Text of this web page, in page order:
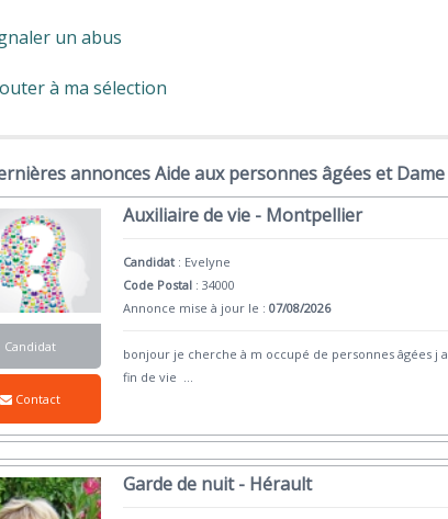
un abus
à ma sélection
annonces Aide aux personnes âgées et
Candidat
Contact
Auxiliaire de vie - Montpellier
Candidat : Evelyne
Code Postal : 34000
Annonce mise à jour le :07/08/2026
bonjour je cherche à m occupé de personnes âgées
fin de vie
Garde de nuit - Hérault